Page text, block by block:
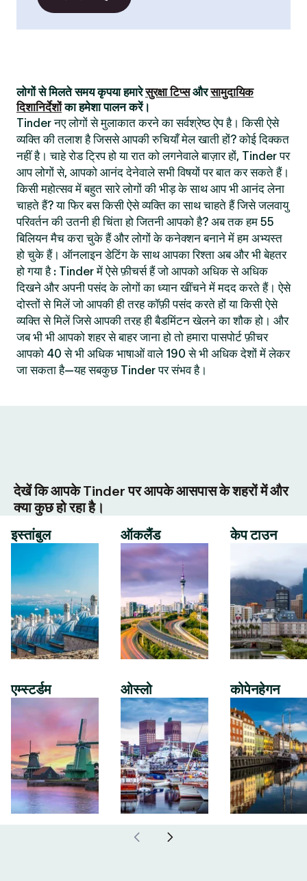
लोगों से मिलते समय कृपया हमारेसुरक्षा टिप्सऔरसामुदायिक
दिशानिर्देशोंका हमेशा पालन करें।
Tinder नए लोगों से मुलाकात करने का सर्वश्रेष्ठ ऐप है। किसी ऐसे
व्यक्ति की तलाश है जिससे आपकी रुचियाँ मेल खाती हों? कोई दिक्कत
नहीं है। चाहे रोड ट्रिप हो या रात को लगनेवाले बाज़ार हों, Tinder पर
आप लोगों से, आपको आनंद देनेवाले सभी विषयों पर बात कर सकते हैं।
किसी महोत्सव में बहुत सारे लोगों की भीड़ के साथ आप भी आनंद लेना
चाहते हैं? या फिर बस किसी ऐसे व्यक्ति का साथ चाहते हैं जिसे जलवायु
परिवर्तन की उतनी ही चिंता हो जितनी आपको है? अब तक हम 55
बिलियन मैच करा चुके हैं और लोगों के कनेक्शन बनाने में हम अभ्यस्त
हो चुके हैं। ऑनलाइन डेटिंग के साथ आपका रिश्ता अब और भी बेहतर
हो गया है : Tinder में ऐसे फ़ीचर्स हैं जो आपको अधिक से अधिक
दिखने और अपनी पसंद के लोगों का ध्यान खींचने में मदद करते हैं। ऐसे
दोस्तों से मिलें जो आपकी ही तरह कॉफ़ी पसंद करते हों या किसी ऐसे
व्यक्ति से मिलें जिसे आपकी तरह ही बैडमिंटन खेलने का शौक हो। और
जब भी भी आपको शहर से बाहर जाना हो तो हमारा पासपोर्ट फ़ीचर
आपको 40 से भी अधिक भाषाओं वाले 190 से भी अधिक देशों में लेकर
जा सकता है—यह सबकुछ Tinder पर संभव है।
देखें कि आपके Tinder पर आपके आसपास के शहरों में और
क्या कुछ हो रहा है।
इस्तांबुल
एम्स्टर्डम
ऑकलैंड
ओस्लो
केप टाउन
कोपेनहेगन